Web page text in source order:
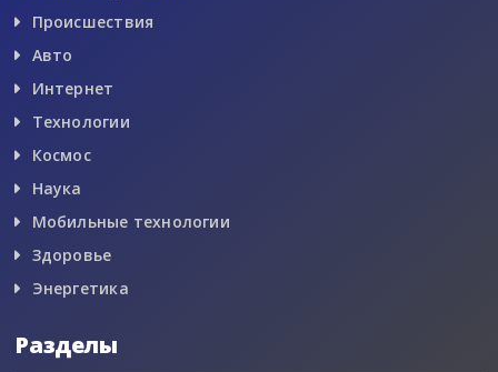
Происшествия
Авто
Интернет
Технологии
Космос
Наука
Мобильные технологии
Здоровье
Энергетика
Разделы